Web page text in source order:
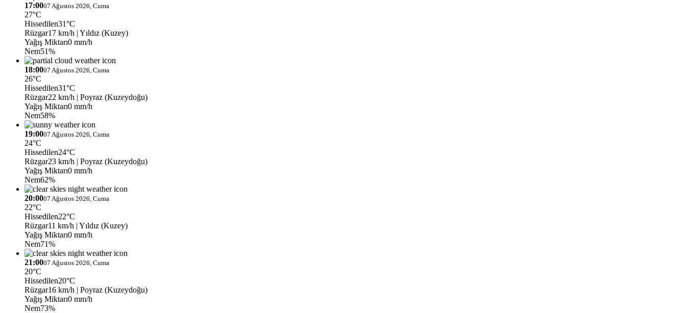
17:0007 Ağustos 2026, Cuma
27°C
Hissedilen31°C
Rüzgar17 km/h | Yıldız (Kuzey)
Yağış Miktarı0 mm/h
Nem51%
18:0007 Ağustos 2026, Cuma
26°C
Hissedilen31°C
Rüzgar22 km/h | Poyraz (Kuzeydoğu)
Yağış Miktarı0 mm/h
Nem58%
19:0007 Ağustos 2026, Cuma
24°C
Hissedilen24°C
Rüzgar23 km/h | Poyraz (Kuzeydoğu)
Yağış Miktarı0 mm/h
Nem62%
20:0007 Ağustos 2026, Cuma
22°C
Hissedilen22°C
Rüzgar11 km/h | Yıldız (Kuzey)
Yağış Miktarı0 mm/h
Nem71%
21:0007 Ağustos 2026, Cuma
20°C
Hissedilen20°C
Rüzgar16 km/h | Poyraz (Kuzeydoğu)
Yağış Miktarı0 mm/h
Nem73%